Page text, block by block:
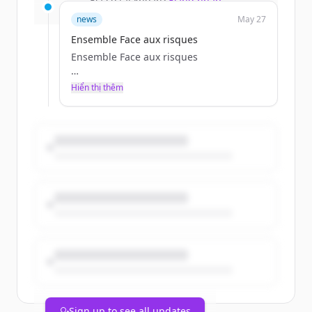
clescure
news May 27
Ensemble Face aux risques
Ensemble Face aux risques
Hiển thị thêm